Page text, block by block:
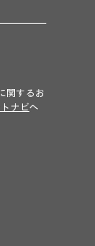
関するお
ナビへ